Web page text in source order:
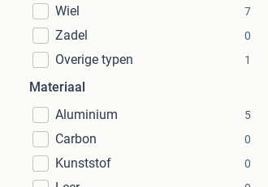
Wiel 7
Zadel 0
Overige typen 1
Materiaal
Aluminium
5
Carbon 0
Kunststof 0